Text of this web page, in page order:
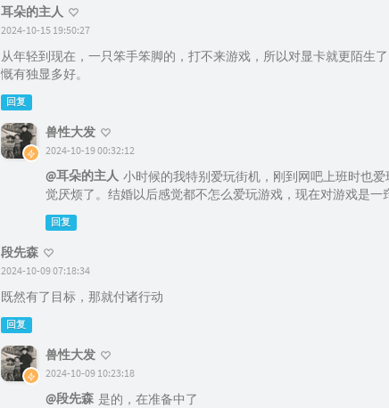
耳朵的主人
2024-10-15 19:50:27
从年轻到现在，一只笨手笨脚的，打不来游戏，所以对显卡就更陌生
慨有独显多好。
回复
兽性大发
2024-10-19 00:32:12
@耳朵的主人 小时候的我特别爱玩街机，刚到网吧上班时也
觉厌烦了。结婚以后感觉都不怎么爱玩游戏，现在对游戏是一
回复
段先森
2024-10-09 07:18:34
既然有了目标，那就付诸行动
回复
兽性大发
2024-10-09 10:23:18
@段先森 是的，在准备中了